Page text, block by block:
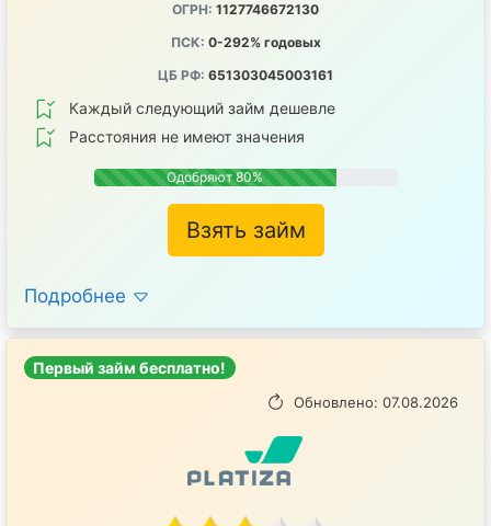
ОГРН: 1127746672130
ПСК: 0-292% годовых
ЦБ РФ: 651303045003161
Каждый следующий займ дешевле
Расстояния не имеют значения
Одобряют 80%
Взять займ
Подробнее
Первый займ бесплатно!
Обновлено: 07.08.2026